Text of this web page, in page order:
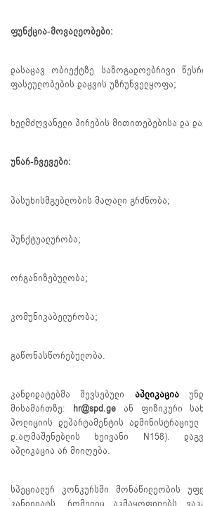
ფუნქცია-მოვალეობები:
დასაცავ ობიექტზე საზოგადოებრივი
ფასეულობების დაცვის უზრუნველყოფა;
ხელმძღვანელი პირების მითითებებისა და
უნარ-ჩვევები:
პასუხისმგებლობის მაღალი გრძნობა;
პუნქტუალურობა;
ორგანიზებულობა;
კომუნიკაბელურობა;
გაწონასწორებულობა.
კანდიდატებმა შევსებული აპლიკაცია
მისამართზე: hr@spd.geან ფიზიკური
პოლიციის დეპარტამენტის
დ.აღმაშენებლის ხეივანი N158).
აპლიკაცია არ მიიღება.
სპეციალურ კონკურსში მონაწილეობის